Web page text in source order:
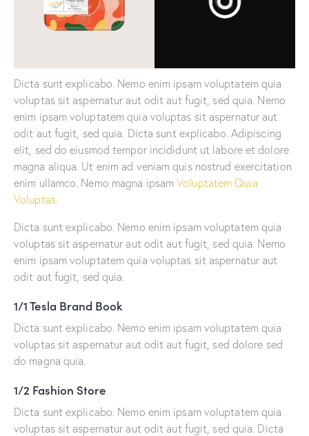
Dicta sunt explicabo. Nemo enim ipsam voluptatem quia
voluptas sit aspernatur aut odit aut fugit, sed quia. Nemo
enim ipsam voluptatem quia voluptas sit aspernatur aut
odit aut fugit, sed quia. Dicta sunt explicabo. Adipiscing
elit, sed do eiusmod tempor incididunt ut labore et dolore
magna aliqua. Ut enim ad veniam quis nostrud exercitation
enim ullamco. Nemo magna ipsamVoluptatem Quia
Voluptas.
Dicta sunt explicabo. Nemo enim ipsam voluptatem quia
voluptas sit aspernatur aut odit aut fugit, sed quia. Nemo
enim ipsam voluptatem quia voluptas sit aspernatur aut
odit aut fugit, sed quia.
1/1 Tesla Brand Book
Dicta sunt explicabo. Nemo enim ipsam voluptatem quia
voluptas sit aspernatur aut odit aut fugit, sed dolore sed
do magna quia.
1/2 Fashion Store
Dicta sunt explicabo. Nemo enim ipsam voluptatem quia
voluptas sit aspernatur aut odit aut fugit, sed quia. Dicta